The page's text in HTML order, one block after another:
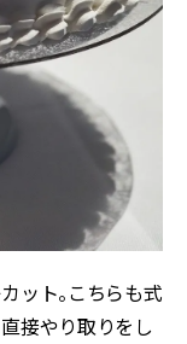
ット。こちらも式
接やり取りをし